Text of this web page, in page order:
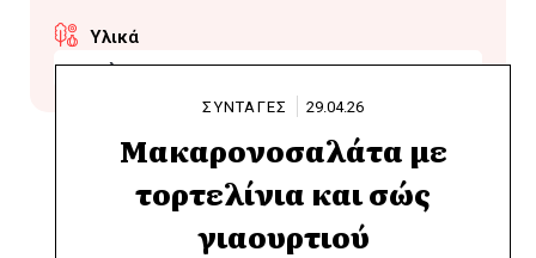
Υλικά
τορτελινια
ΣΥΝΤΑΓΕΣ 29.04.26
Μακαρονοσαλάτα με
τορτελίνια και σώς
γιαουρτιού